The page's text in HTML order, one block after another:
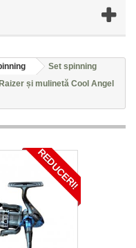
Set spinning
și mulinetă Cool Angel
REDUCERI!